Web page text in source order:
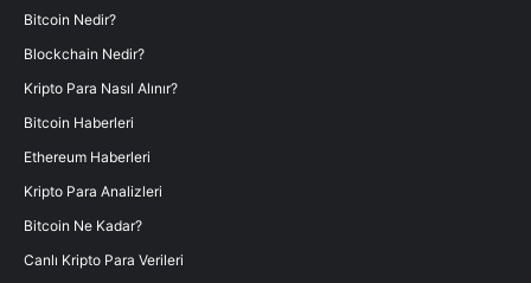
Bitcoin Nedir?
Blockchain Nedir?
Kripto Para Nasıl Alınır?
Bitcoin Haberleri
Ethereum Haberleri
Kripto Para Analizleri
Bitcoin Ne Kadar?
Canlı Kripto Para Verileri